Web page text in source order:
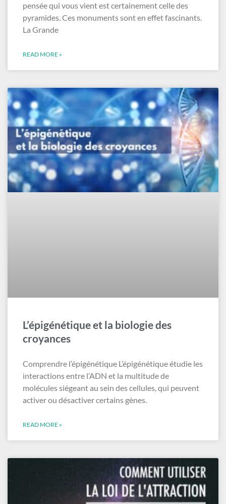
pensée qui vous vient est certainement celle des
pyramides. Ces monuments sont en effet fascinants.
La Grande
READ MORE »
L’épigénétique et la biologie des
croyances
Comprendre l’épigénétique L’épigénétique étudie les
interactions entre l’ADN et la multitude de
molécules siégeant au sein des cellules, qui peuvent
activer ou désactiver certains gènes.
READ MORE »